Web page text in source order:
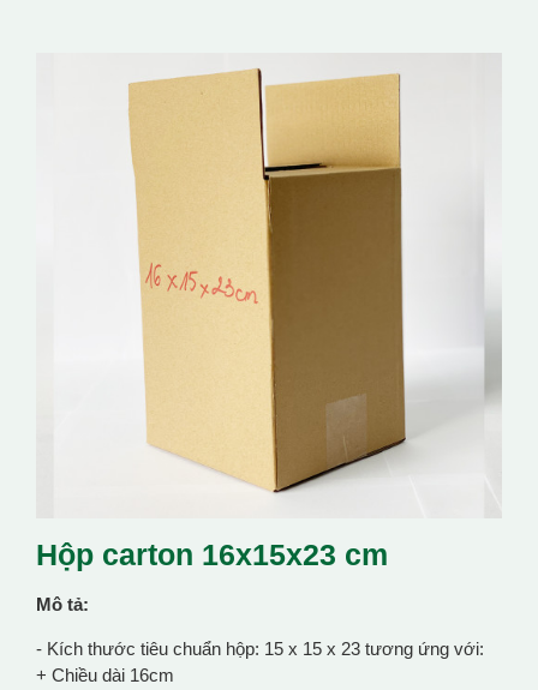
Hộp carton 16x15x23 cm
Mô tả:
- Kích thước tiêu chuẩn hộp: 15 x 15 x 23 tương ứng với:
+ Chiều dài 16cm